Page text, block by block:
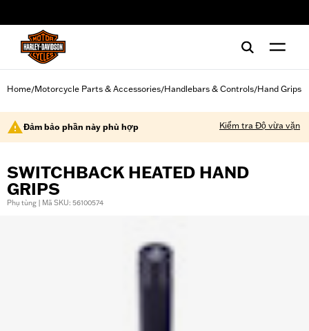
Home/Motorcycle Parts & Accessories/Handlebars & Controls/Hand Grips
Đảm bảo phần này phù hợp Kiểm tra Độ vừa vặn
SWITCHBACK HEATED HAND
GRIPS
Phụ tùng | Mã SKU: 56100574